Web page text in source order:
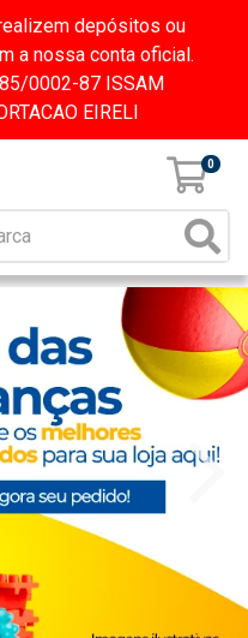
depósitos ou
a nossa conta oficial.
0002-87 ISSAM
EIRELI
0